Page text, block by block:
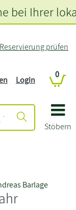
Stöbern
Reservierung prüfen
Login
0
bei Ihrer
Barlage